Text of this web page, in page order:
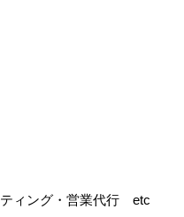
ティング・営業代行 etc